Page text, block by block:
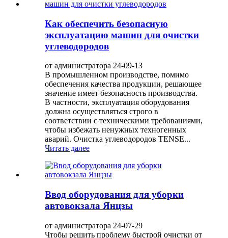
Как обеспечить безопасную
эксплуатацию машин для очистки
углеводородов
от администратора 24-09-13
В промышленном производстве, помимо
обеспечения качества продукции, решающее
значение имеет безопасность производства.
В частности, эксплуатация оборудования
должна осуществляться строго в
соответствии с техническими требованиями,
чтобы избежать ненужных техногенных
аварий. Очистка углеводородов TENSE...
Читать далее
Ввод оборудования для уборки
автовокзала Янцзы
от администратора 24-07-29
Чтобы решить проблему быстрой очистки от